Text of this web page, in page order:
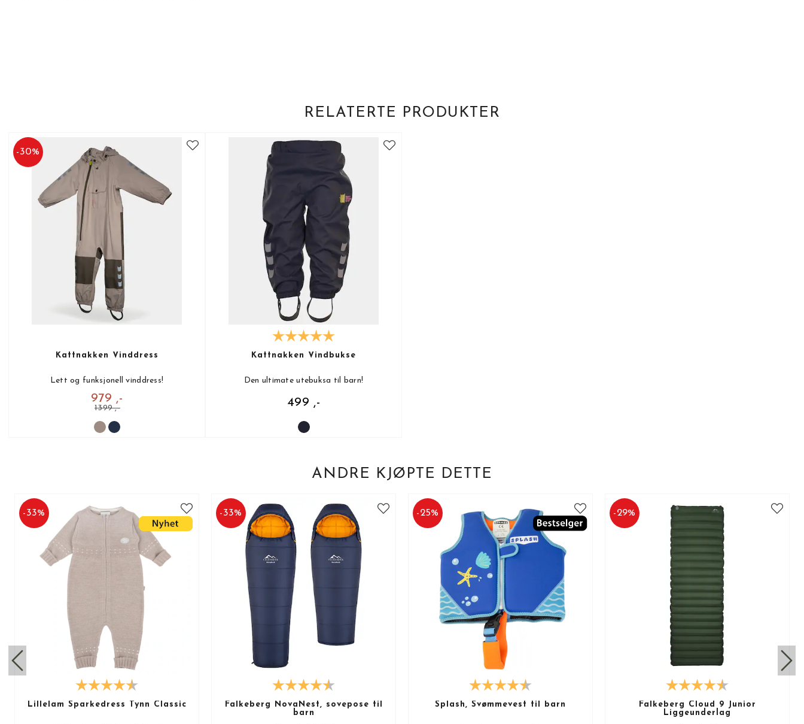
RELATERTE PRODUKTER
-30%
Kattnakken Vinddress
Lett og funksjonell vinddress!
979 ,-
1399 ,-
Kattnakken Vindbukse
Den ultimate utebuksa til barn!
499 ,-
ANDRE KJØPTE DETTE
-33%
Lillelam Sparkedress Tynn Classic
-33%
Falkeberg NovaNest, sovepose til
barn
-25%
Splash, Svømmevest til barn
-29%
Falkeberg Cloud 9 Junior
Liggeunderlag